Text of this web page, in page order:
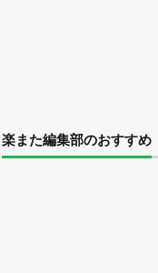
楽また編集部のおすすめ